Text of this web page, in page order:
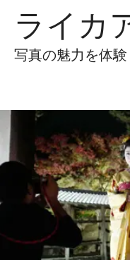
ライカ
写真の魅力を体験